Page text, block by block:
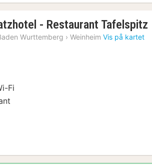
- Restaurant Tafelspitz
Wurttemberg › Weinheim Vis på kartet
Fi